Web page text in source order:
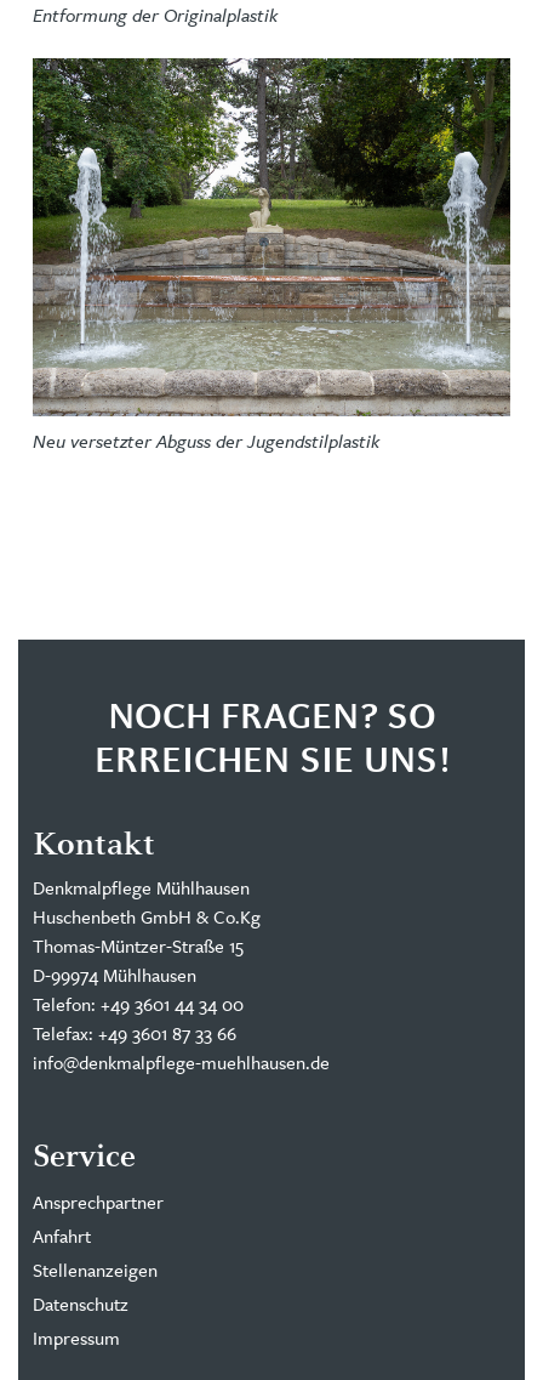
Entformung der Originalplastik
Neu versetzter Abguss der Jugendstilplastik
NOCH FRAGEN? SO
ERREICHEN SIE UNS!
Kontakt
Denkmalpflege Mühlhausen
Huschenbeth GmbH & Co.Kg
Thomas-Müntzer-Straße 15
D-99974 Mühlhausen
Telefon: +49 3601 44 34 00
Telefax: +49 3601 87 33 66
info@denkmalpflege-muehlhausen.de
Service
Ansprechpartner
Anfahrt
Stellenanzeigen
Datenschutz
Impressum